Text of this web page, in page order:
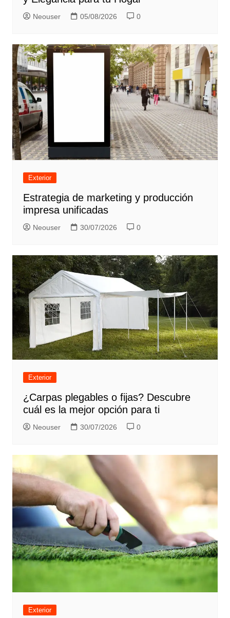
Neouser 05/08/2026 0
Exterior
Estrategia de marketing y producción
impresa unificadas
Neouser 30/07/2026 0
Exterior
¿Carpas plegables o fijas? Descubre
cuál es la mejor opción para ti
Neouser 30/07/2026 0
Exterior